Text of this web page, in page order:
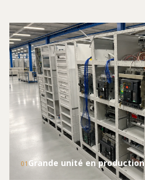
01 Grande unité en production